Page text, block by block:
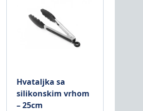
Hvataljka sa
silikonskim vrhom
– 25cm